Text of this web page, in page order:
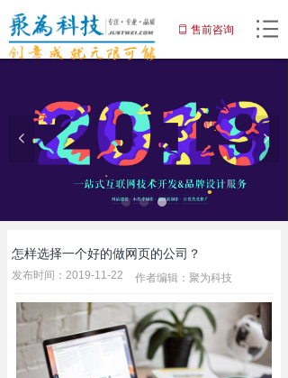
ꀆ 售前咨询 끀
网站首页
网站建设
APP开发
域名注册
优化推广服务
解决方案
客户案例
怎样选择一个好的做网页的公司？
发布时间： 2019-11-22 作者编辑： 聚为科技
넳 넲